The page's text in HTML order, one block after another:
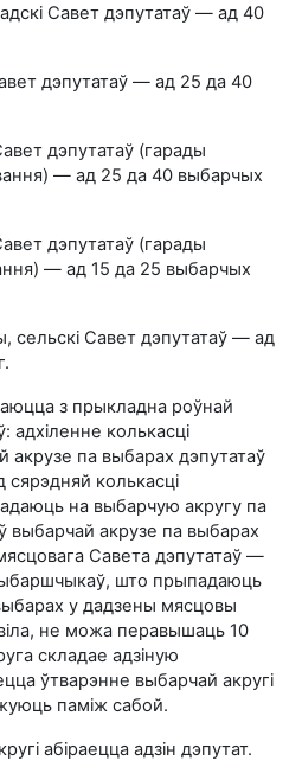
Савет дэпутатаў — ад 40
дэпутатаў — ад 25 да 40
дэпутатаў (гарады
— ад 25 да 40 выбарчых
дэпутатаў (гарады
— ад 15 да 25 выбарчых
сельскі Савет дэпутатаў — ад
з прыкладна роўнай
колькасці
па выбарах дэпутатаў
сярэдняй колькасці
на выбарчую акругу па
выбарчай акрузе па выбарах
Савета дэпутатаў —
што прыпадаюць
у дадзены мясцовы
не можа перавышаць 10
складае адзіную
ўтварэнне выбарчай акругі
паміж сабой.
абіраецца адзін дэпутат.